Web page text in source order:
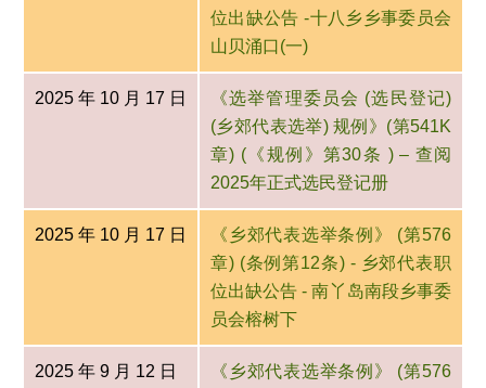
位出缺公告 -十八乡乡事委员会
山贝涌口(一)
2025 年 10 月 17 日
《选举管理委员会 (选民登记)
(乡郊代表选举) 规例》(第541K
章) (《规例》第30条 ) – 查阅
2025年正式选民登记册
2025 年 10 月 17 日
《乡郊代表选举条例》 (第576
章) (条例第12条) - 乡郊代表职
位出缺公告 - 南丫岛南段乡事委
员会榕树下
2025 年 9 月 12 日
《乡郊代表选举条例》 (第576